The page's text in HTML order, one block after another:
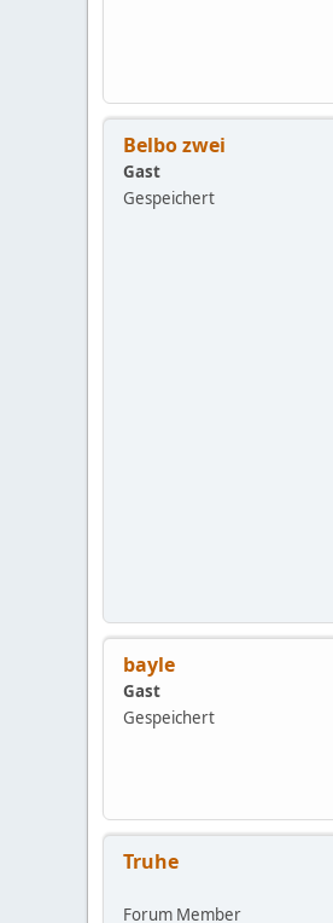
Belbo zwei
Gast
Gespeichert
bayle
Gast
Gespeichert
Truhe
Forum Member